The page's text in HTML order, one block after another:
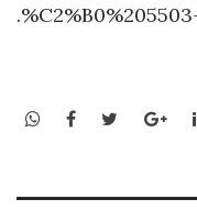
WhatsApp
Facebook
Twitter